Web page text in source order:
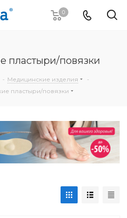
0
пластыри/повязки
- Медицинские изделия
-
пластыри/повязки